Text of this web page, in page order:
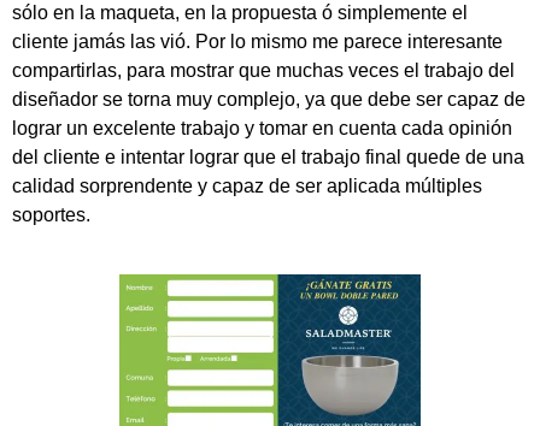
sólo en la maqueta, en la propuesta ó simplemente el
cliente jamás las vió. Por lo mismo me parece interesante
compartirlas, para mostrar que muchas veces el trabajo del
diseñador se torna muy complejo, ya que debe ser capaz de
lograr un excelente trabajo y tomar en cuenta cada opinión
del cliente e intentar lograr que el trabajo final quede de una
calidad sorprendente y capaz de ser aplicada múltiples
soportes.